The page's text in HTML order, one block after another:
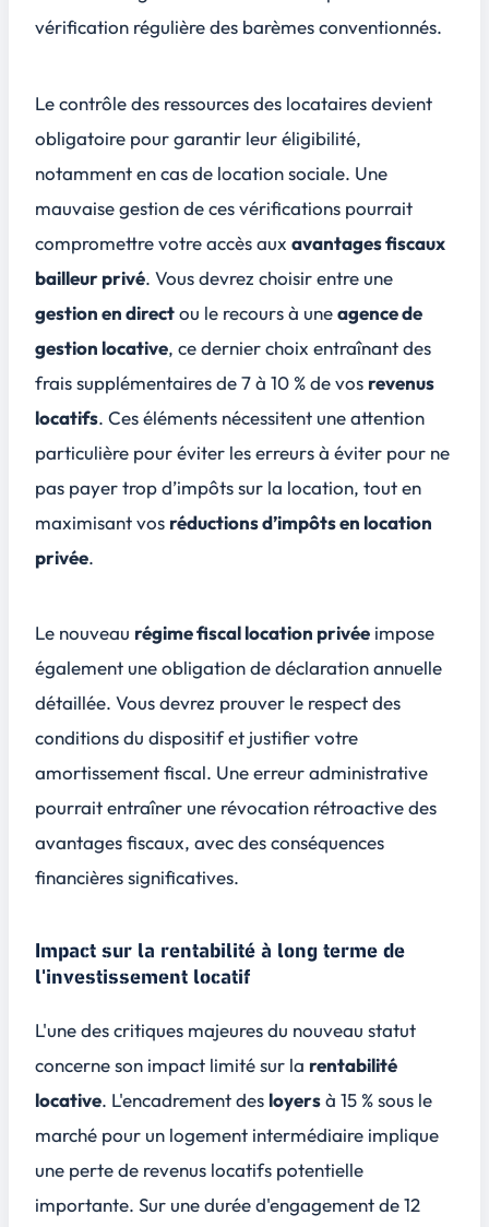
vérification régulière des barèmes conventionnés.
Le contrôle des ressources des locataires devient
obligatoire pour garantir leur éligibilité,
notamment en cas de location sociale. Une
mauvaise gestion de ces vérifications pourrait
compromettre votre accès aux avantages fiscaux
bailleur privé. Vous devrez choisir entre une
gestion en directou le recours à uneagence de
gestion locative, ce dernier choix entraînant des
frais supplémentaires de 7 à 10 % de vos revenus
locatifs. Ces éléments nécessitent une attention
particulière pour éviter les erreurs à éviter pour ne
pas payer trop d’impôts sur la location, tout en
maximisant vos réductions d’impôts en location
privée.
Le nouveau régime fiscal location privée impose
également une obligation de déclaration annuelle
détaillée. Vous devrez prouver le respect des
conditions du dispositif et justifier votre
amortissement fiscal. Une erreur administrative
pourrait entraîner une révocation rétroactive des
avantages fiscaux, avec des conséquences
financières significatives.
Impact sur la rentabilité à long terme de
l'investissement locatif
L'une des critiques majeures du nouveau statut
concerne son impact limité sur la rentabilité
locative. L'encadrement des loyersà 15 % sous le
marché pour un logement intermédiaire implique
une perte de revenus locatifs potentielle
importante. Sur une durée d'engagement de 12